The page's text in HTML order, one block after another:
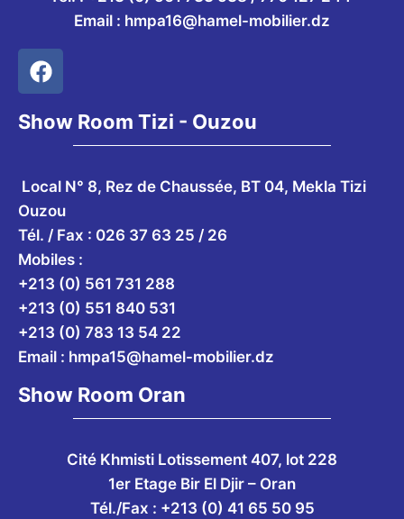
Email : hmpa16@hamel-mobilier.dz
Show Room Tizi - Ouzou
Local N° 8, Rez de Chaussée, BT 04, Mekla Tizi
Ouzou
Tél. / Fax : 026 37 63 25 / 26
Mobiles :
+213 (0) 561 731 288
+213 (0) 551 840 531
+213 (0) 783 13 54 22
Email : hmpa15@hamel-mobilier.dz
Show Room Oran
Cité Khmisti Lotissement 407, lot 228
1er Etage Bir El Djir – Oran
Tél./Fax : +213 (0) 41 65 50 95